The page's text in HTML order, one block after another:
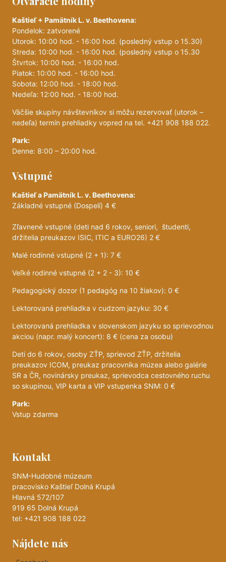
Kaštieľ + Pamätník L. v. Beethovena:
Pondelok: zatvorené
Utorok: 10:00 hod. - 16:00 hod. (posledný vstup o 15.30)
Streda: 10:00 hod. - 16:00 hod. (posledný vstup o 15.30
Štvrtok: 10:00 hod. - 16:00 hod.
Piatok: 10:00 hod. - 16:00 hod.
Sobota: 12:00 hod. - 18:00 hod.
Nedeľa: 12:00 hod. - 18:00 hod.
Väčšie skupiny návštevníkov si môžu rezervovať (utorok –
nedeľa) termín prehliadky vopred na tel. +421 908 188 022.
Park:
Denne: 8:00 – 20:00 hod.
Vstupné
Kaštieľ a Pamätník L. v. Beethovena:
Základné vstupné (Dospelí) 4 €
Zľavnené vstupné (deti nad 6 rokov, seniori, študenti,
držitelia preukazov ISIC, ITIC a EURO26) 2 €
Malé rodinné vstupné (2 + 1): 7 €
Veľké rodinné vstupné (2 + 2 - 3): 10 €
Pedagogický dozor (1 pedagóg na 10 žiakov): 0 €
Lektorovaná prehliadka v cudzom jazyku: 30 €
Lektorovaná prehliadka v slovenskom jazyku so sprievodnou
akciou (napr. malý koncert): 8 € (cena za osobu)
Deti do 6 rokov, osoby ZŤP, sprievod ZŤP, držitelia
preukazov ICOM, preukaz pracovníka múzea alebo galérie
SR a ČR, novinársky preukaz, sprievodca cestovného ruchu
so skupinou, VIP karta a VIP vstupenka SNM: 0 €
Park:
Vstup zdarma
Kontakt
SNM-Hudobné múzeum
pracovisko Kaštieľ Dolná Krupá
Hlavná 572/107
919 65 Dolná Krupá
tel: +421 908 188 022
Nájdete nás